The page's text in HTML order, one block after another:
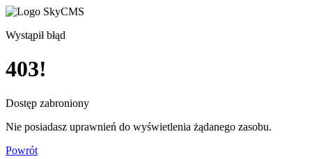
Wystąpił błąd
403!
Dostęp zabroniony
Nie posiadasz uprawnień do wyświetlenia żądanego zasobu.
Powrót